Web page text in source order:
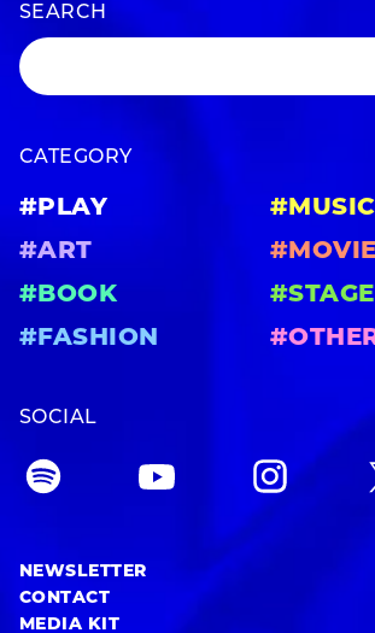
SEARCH
CATEGORY
#PLAY
#MUSIC
#ART
#MOVIE
#BOOK
#STAGE
#FASHION
SOCIAL
NEWSLETTER
CONTACT
MEDIA KIT